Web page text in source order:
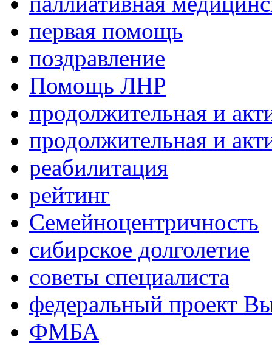
первая помощь
поздравление
Помощь ЛНР
продолжительная и
продолжительная и
реабилитация
рейтинг
Семейноцентричность
сибирское долголетие
советы специалиста
федеральный проект
ФМБА